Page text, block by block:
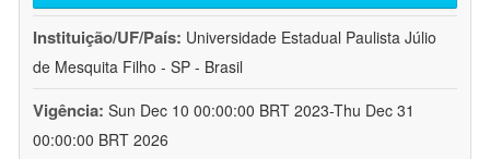
Instituição/UF/País: Universidade Estadual Paulista Júlio
de Mesquita Filho - SP - Brasil
Vigência: Sun Dec 10 00:00:00 BRT 2023-Thu Dec 31
00:00:00 BRT 2026